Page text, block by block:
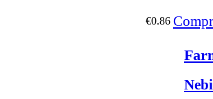
€0.86